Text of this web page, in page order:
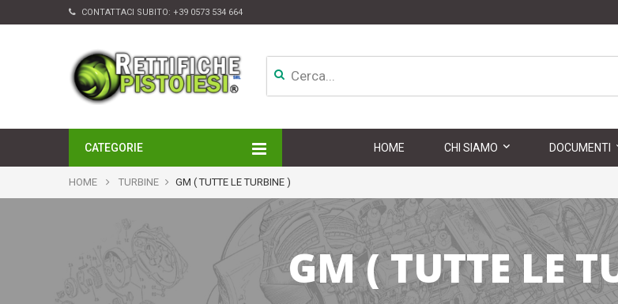
CONTATTACI SUBITO: +39 0573 534 664
CATEGORIE
APPARATI DI INIEZIONE
TURBINE
ALTRI ACCESSORI
HOME CHI SIAMO DOCUMENTI
HOME TURBINE GM ( TUTTE LE TURBINE )
GM ( TUTTE LE